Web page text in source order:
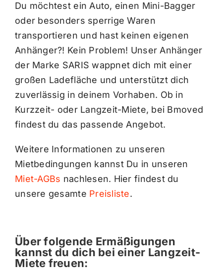
Du möchtest ein Auto, einen Mini-Bagger
oder besonders sperrige Waren
transportieren und hast keinen eigenen
Anhänger?! Kein Problem! Unser Anhänger
der Marke SARIS wappnet dich mit einer
großen Ladefläche und unterstützt dich
zuverlässig in deinem Vorhaben. Ob in
Kurzzeit- oder Langzeit-Miete, bei Bmoved
findest du das passende Angebot.
Weitere Informationen zu unseren
Mietbedingungen kannst Du in unseren
Miet-AGBs nachlesen. Hier findest du
unsere gesamte Preisliste.
Über folgende Ermäßigungen
kannst du dich bei einer Langzeit-
Miete freuen: